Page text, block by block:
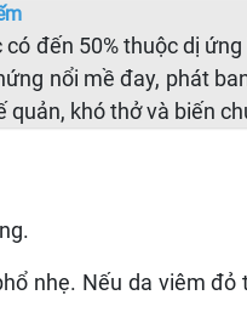
đến 50% thuộc dị
nổi mề đay, phát
quản, khó thở và biến
nhẹ. Nếu da viêm đỏ